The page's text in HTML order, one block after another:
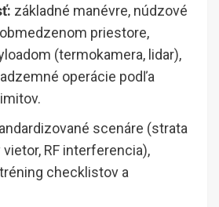
základné manévre, núdzové
priestore,
(termokamera, lidar),
operácie podľa
scenáre (strata
vietor, RF interferencia),
checklistov a